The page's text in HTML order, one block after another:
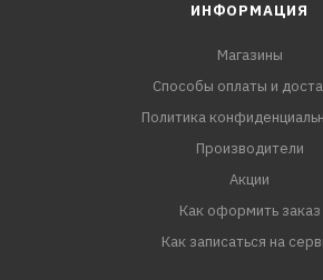
ИНФОРМАЦИЯ
Магазины
Способы оплаты и
Политика
Производители
Акции
Как оформить заказ
Как записаться на